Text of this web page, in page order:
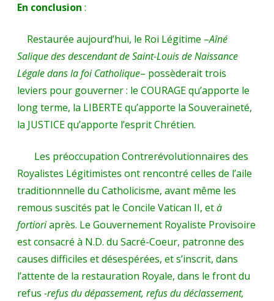
En conclusion :
Restaurée aujourd’hui, le Roi Légitime –Aîné
Salique des descendant de Saint-Louis de Naissance
Légale dans la foi Catholique– possèderait trois
leviers pour gouverner : le COURAGE qu’apporte le
long terme, la LIBERTE qu’apporte la Souveraineté,
la JUSTICE qu’apporte l’esprit Chrétien.
Les préoccupation Contrerévolutionnaires des
Royalistes Légitimistes ont rencontré celles de l’aile
traditionnnelle du Catholicisme, avant même les
remous suscités pat le Concile Vatican II, età
fortioriaprès. Le Gouvernement Royaliste Provisoire
est consacré à N.D. du Sacré-Coeur, patronne des
causes difficiles et désespérées, et s’inscrit, dans
l’attente de la restauration Royale, dans le front du
refus -refus du dépassement, refus du déclassement,